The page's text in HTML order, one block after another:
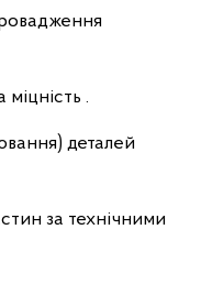
.
деталей
за технічними